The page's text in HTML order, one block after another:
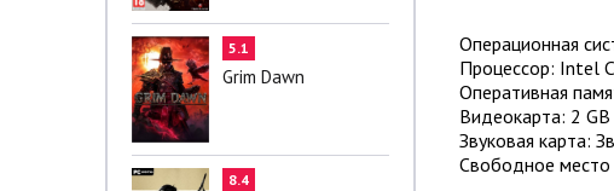
5.1
Grim Dawn
8.4
Операционная
Процессор: Intel
Оперативная
Видеокарта: 2
Звуковая карта:
Свободное место